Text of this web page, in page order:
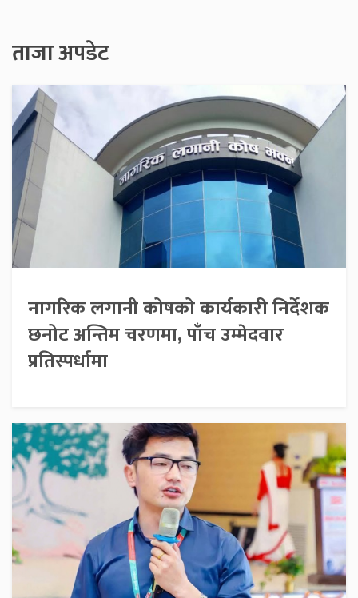
ताजा अपडेट
नागरिक लगानी कोषको कार्यकारी निर्देशक
छनोट अन्तिम चरणमा, पाँच उम्मेदवार
प्रतिस्पर्धामा